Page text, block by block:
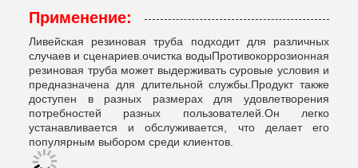
Применение:
Ливейская резиновая труба подходит для различных
случаев и сценариев.очистка водыПротивокоррозионная
резиновая труба может выдерживать суровые условия и
предназначена для длительной службы.Продукт также
доступен в разных размерах для удовлетворения
потребностей разных пользователей.Он легко
устанавливается и обслуживается, что делает его
популярным выбором среди клиентов.